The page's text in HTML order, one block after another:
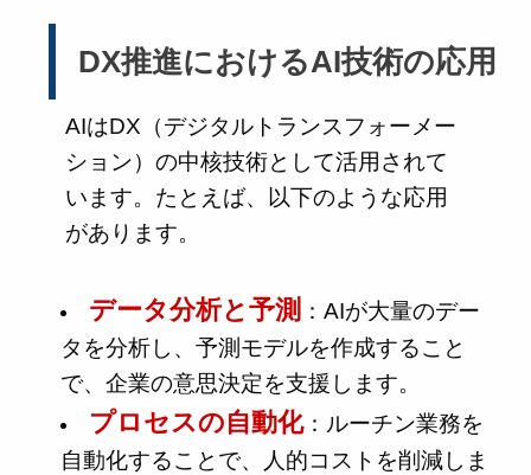
DX推進におけるAI技術の応用
AIはDX（デジタルトランスフォーメー
ション）の中核技術として活用されて
います。たとえば、以下のような応用
があります。
データ分析と予測 ：AIが大量のデー
タを分析し、予測モデルを作成すること
で、企業の意思決定を支援します。
プロセスの自動化：ルーチン業務を
自動化することで、人的コストを削減しま